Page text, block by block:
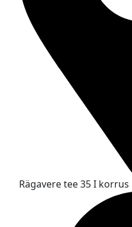
Rägavere tee 35 I korrus